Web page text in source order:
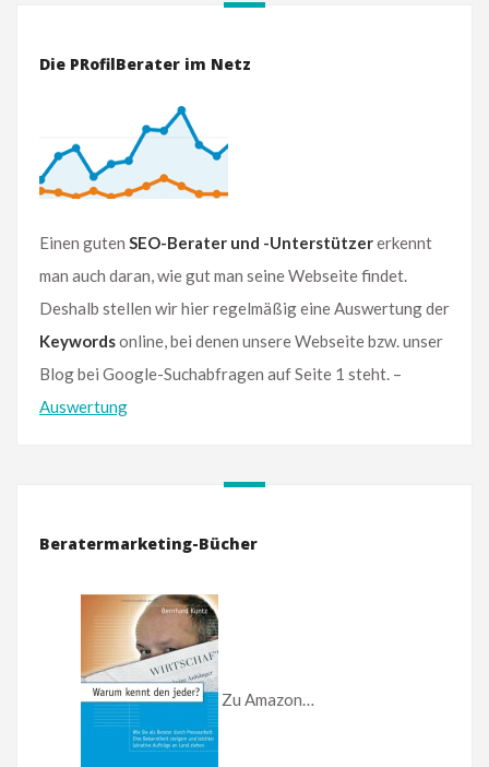
Die PRofilBerater im Netz
Einen guten SEO-Berater und -Unterstützererkennt
man auch daran, wie gut man seine Webseite findet.
Deshalb stellen wir hier regelmäßig eine Auswertung der
Keywordsonline, bei denen unsere Webseite bzw. unser
Blog bei Google-Suchabfragen auf Seite 1 steht. –
Auswertung
Beratermarketing-Bücher
Zu Amazon…